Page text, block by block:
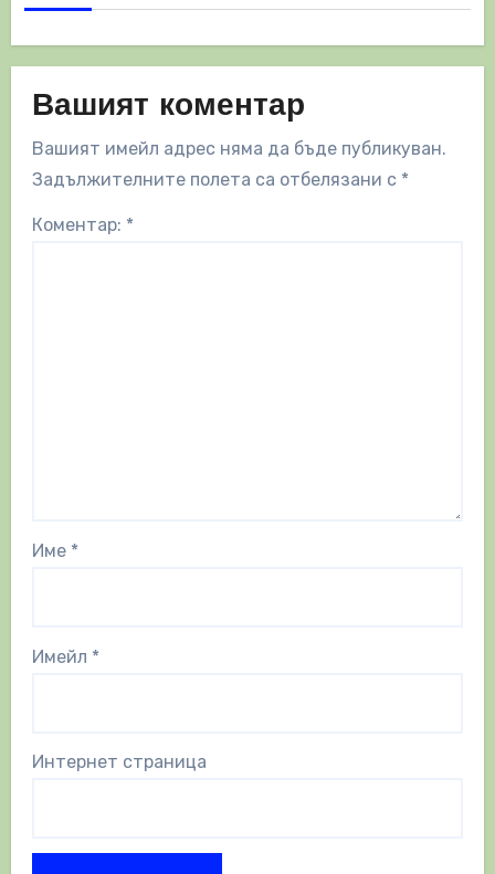
Вашият коментар
Вашият имейл адрес няма да бъде публикуван.
Задължителните полета са отбелязани с *
Коментар: *
Име *
Имейл *
Интернет страница